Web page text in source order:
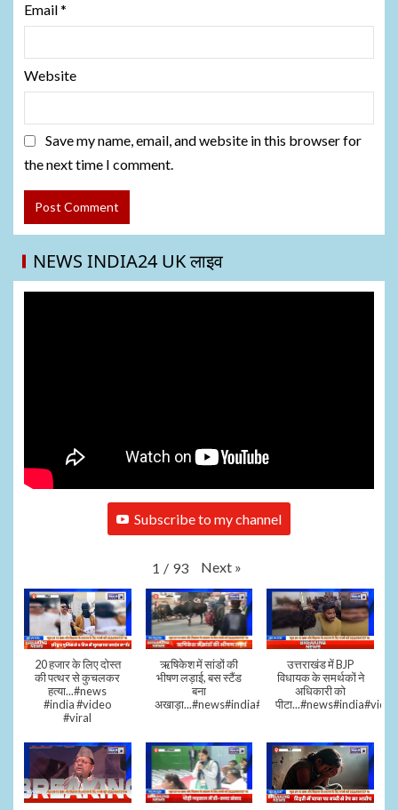
Email*
Website
Save my name, email, and website in this browser for
the next time I comment.
NEWS INDIA24 UK लाइव
Subscribe to my channel
1 / 93 Next »
20 हजार के लिए दोस्त
की पत्थर से कुचलकर
हत्या...#news
#india #video
#viral
ऋषिकेश में सांडों की
भीषण लड़ाई, बस स्टैंड
बना
अखाड़ा...#news#india#video#viral
उत्तराखंड में BJP
विधायक के समर्थकों ने
अधिकारी को